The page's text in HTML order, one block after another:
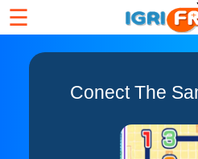
☰
Conect The